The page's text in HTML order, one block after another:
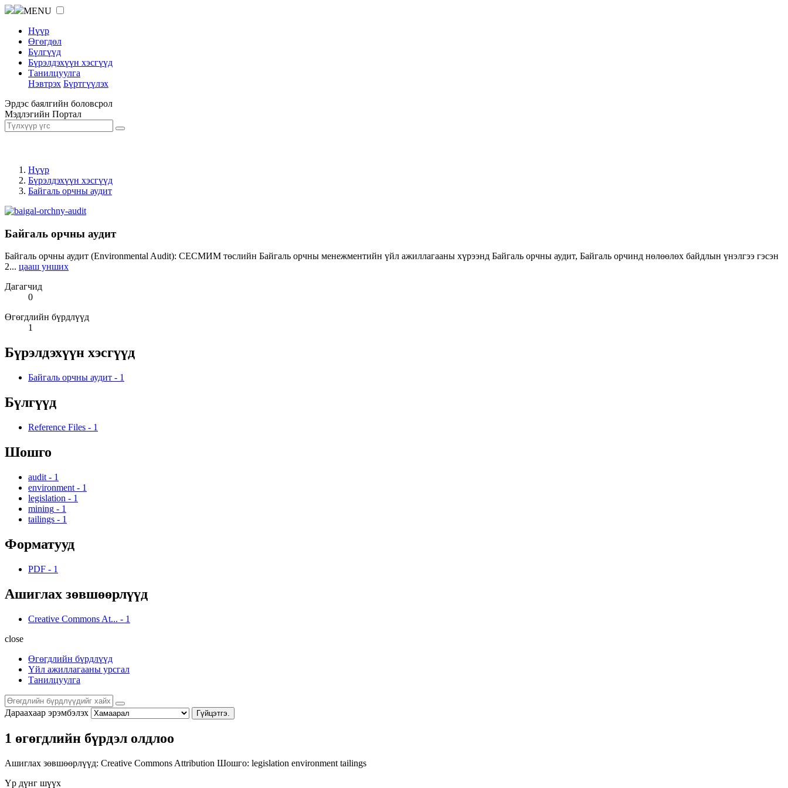
MENU
Нүүр
Өгөгдөл
Бүлгүүд
Бүрэлдэхүүн хэсгүүд
Танилцуулга
Нэвтрэх Бүртгүүлэх
Эрдэс баялгийн боловсрол
Мэдлэгийн Портал
Нүүр
Бүрэлдэхүүн хэсгүүд
Байгаль орчны аудит
Байгаль орчны аудит
Байгаль орчны аудит (Environmental Audit): СЕСМИМ төслийн Байгаль орчны менежментийн үйл ажиллагааны хүрээнд Байгаль орчны аудит, Байгаль орчинд нөлөөлөх байдлын үнэлгээ гэсэн
2... цааш унших
Дагагчид
0
Өгөгдлийн бүрдлүүд
1
Бүрэлдэхүүн хэсгүүд
Байгаль орчны аудит - 1
Бүлгүүд
Reference Files - 1
Шошго
audit - 1
environment - 1
legislation - 1
mining - 1
tailings - 1
Форматууд
PDF - 1
Ашиглах зөвшөөрлүүд
Creative Commons At... - 1
close
Өгөгдлийн бүрдлүүд
Үйл ажиллагааны урсгал
Танилцуулга
Дараахаар эрэмбэлэх Гүйцэтгэ.
1 өгөгдлийн бүрдэл олдлоо
Ашиглах зөвшөөрлүүд: Creative Commons Attribution Шошго: legislation environment tailings
Үр дүнг шүүх